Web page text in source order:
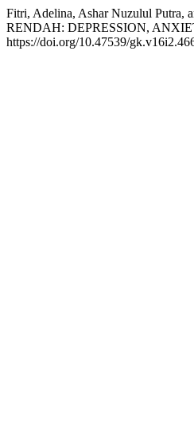
Fitri, Adelina, Ashar Nuzulul
RENDAH: DEPRESSION,
https://doi.org/10.47539/